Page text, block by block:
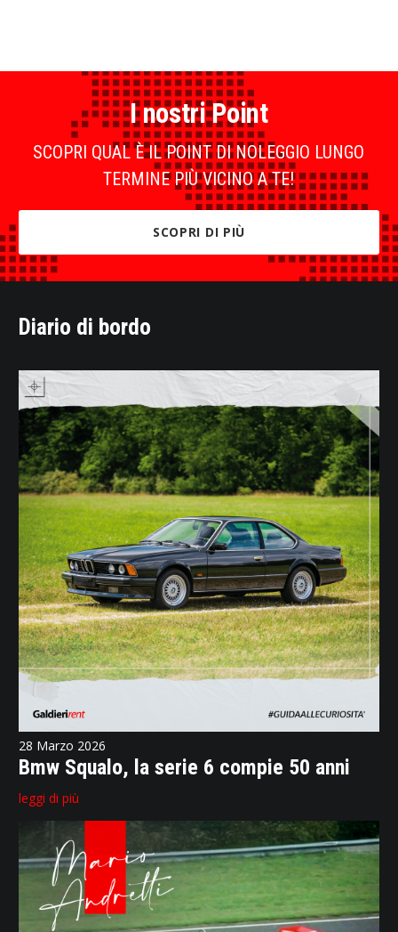
I nostri Point
SCOPRI QUAL È IL POINT DI NOLEGGIO LUNGO
TERMINE PIÙ VICINO A TE!
SCOPRI DI PIÙ
Diario di bordo
28 Marzo 2026
Bmw Squalo, la serie 6 compie 50 anni
leggi di più